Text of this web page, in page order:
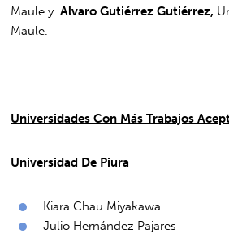
Maule yAlvaro Gutiérrez Gutiérrez,
Maule.
Universidades Con Más Trabajos
Universidad De Piura
Kiara Chau Miyakawa
Julio Hernández Pajares